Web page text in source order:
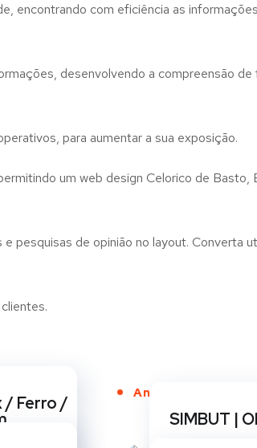
encontrando com eficiência as
desenvolvendo a compreensão de
para aumentar a sua exposição.
um web design Celorico de Basto,
pesquisas de opinião no layout. Converta
Anos de Serviço
/ Ferro /
SIMBUT |